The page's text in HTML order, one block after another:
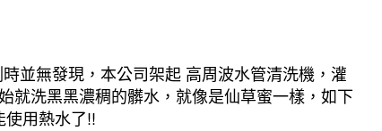
並無發現，本公司架起 高周波水管清洗機，灌
就洗黑黑濃稠的髒水，就像是仙草蜜一樣，如下
用熱水了!!